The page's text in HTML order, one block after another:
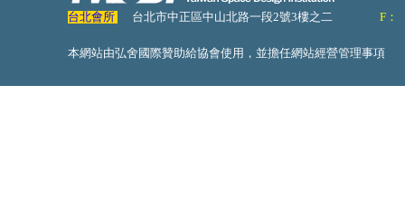
台北會所 台北市中正區中山北路一段2號3樓之二 F：
本網站由弘舍國際贊助給協會使用，並擔任網站經營管理事項